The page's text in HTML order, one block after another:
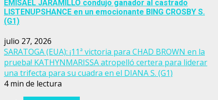
EMISAEL JARAMILLO condujo ganador al castrado
LISTENUPSHANCE en un emocionante BING CROSBY S.
(G1)
julio 27, 2026
SARATOGA (EUA): ¡11ª victoria para CHAD BROWN en la
prueba! KATHYNMARISSA atropelló certera para liderar
una trifecta para su cuadra en el DIANA S. (G1)
4 min de lectura